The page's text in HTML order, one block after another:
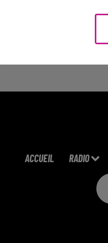
Aussi, une
Vous êtes
ACCUEIL RADIO